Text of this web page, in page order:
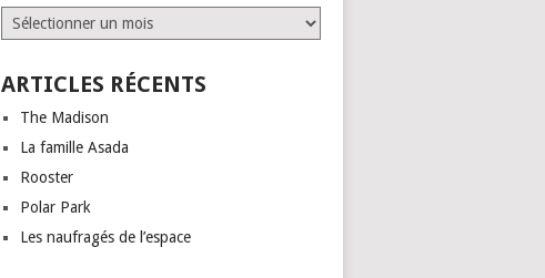
Archives
ARTICLES RÉCENTS
The Madison
La famille Asada
Rooster
Polar Park
Les naufragés de l’espace